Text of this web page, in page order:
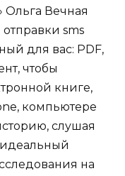
Ольга Вечная
sms
для вас: PDF,
чтобы
книге,
компьютере
слушая
на